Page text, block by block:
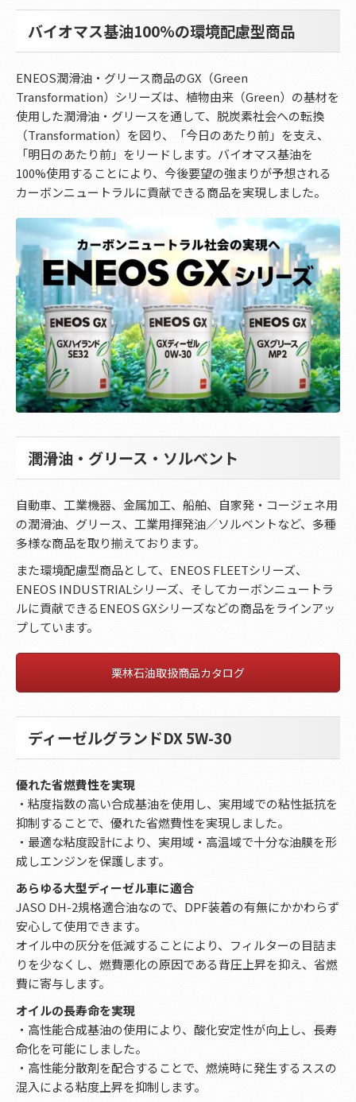
バイオマス基油100%の環境配慮型商品
ENEOS潤滑油・グリース商品のGX（Green
Transformation）シリーズは、植物由来（Green）の基材を
使用した潤滑油・グリースを通して、脱炭素社会への転換
（Transformation）を図り、「今日のあたり前」を支え、
「明日のあたり前」をリードします。バイオマス基油を
100%使用することにより、今後要望の強まりが予想される
カーボンニュートラルに貢献できる商品を実現しました。
潤滑油・グリース・ソルベント
自動車、工業機器、金属加工、船舶、自家発・コージェネ用
の潤滑油、グリース、工業用揮発油／ソルベントなど、多種
多様な商品を取り揃えております。
また環境配慮型商品として、ENEOS FLEETシリーズ、
ENEOS INDUSTRIALシリーズ、そしてカーボンニュートラ
ルに貢献できるENEOS GXシリーズなどの商品をラインアッ
プしています。
栗林石油取扱商品カタログ
ディーゼルグランドDX 5W-30
優れた省燃費性を実現
・粘度指数の高い合成基油を使用し、実用域での粘性抵抗を
抑制することで、優れた省燃費性を実現しました。
・最適な粘度設計により、実用域・高温域で十分な油膜を形
成しエンジンを保護します。
あらゆる大型ディーゼル車に適合
JASO DH-2規格適合油なので、DPF装着の有無にかかわらず
安心して使用できます。
オイル中の灰分を低減することにより、フィルターの目詰ま
りを少なくし、燃費悪化の原因である背圧上昇を抑え、省燃
費に寄与します。
オイルの長寿命を実現
・高性能合成基油の使用により、酸化安定性が向上し、長寿
命化を可能にしました。
・高性能分散剤を配合することで、燃焼時に発生するススの
混入による粘度上昇を抑制します。